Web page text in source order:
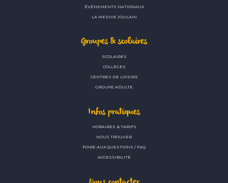
ÉVÉNEMENTS NATIONAUX
LA MESNIE JOULAIN
Groupes & scolaires
SCOLAIRES
COLLÈGES
CENTRES DE LOISIRS
GROUPE ADULTE
Infos pratiques
HORAIRES & TARIFS
NOUS TROUVER
FOIRE AUX QUESTIONS / FAQ
ACCESSIBILITÉ